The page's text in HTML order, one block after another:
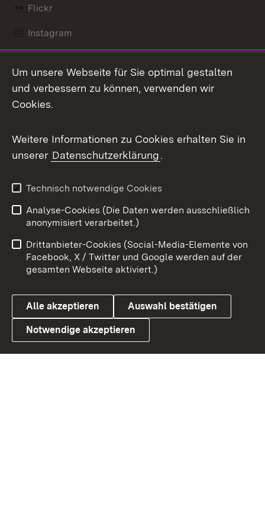
Flickr
Instagram
Mastodon
Messenger
Social Wall
X / Twitter
Youtube
Link zum Landesportal
Benutzungshinweise
Barrierefreiheit
Datenschutz
Cookies
Um unsere Webseite für Sie optimal gestalten
und verbessern zu können, verwenden wir
Cookies.
Weitere Informationen zu Cookies erhalten Sie in
unserer Datenschutzerklärung.
Technisch notwendige Cookies
Analyse-Cookies (Die Daten werden ausschließlich
anonymisiert verarbeitet.)
Drittanbieter-Cookies (Social-Media-Elemente von
Facebook, X / Twitter und Google werden auf der
gesamten Webseite aktiviert.)
Alle akzeptieren Auswahl bestätigen
Notwendige akzeptieren